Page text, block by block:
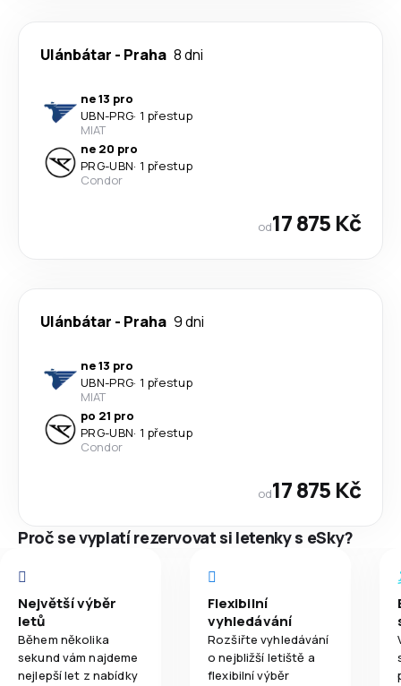
Ulánbátar - Praha 8 dni
ne 13 pro
UBN-PRG· 1 přestup
MIAT
ne 20 pro
PRG-UBN· 1 přestup
Condor
od17 875 Kč
Ulánbátar - Praha 9 dni
ne 13 pro
UBN-PRG· 1 přestup
MIAT
po 21 pro
PRG-UBN· 1 přestup
Condor
od17 875 Kč
Proč se vyplatí rezervovat si letenky s eSky?
Největší výběr
letů
Během několika
sekund vám najdeme
nejlepší let z nabídky
Flexibilní
vyhledávání
Rozšiřte vyhledávání
o nejbližší letiště a
flexibilní výběr